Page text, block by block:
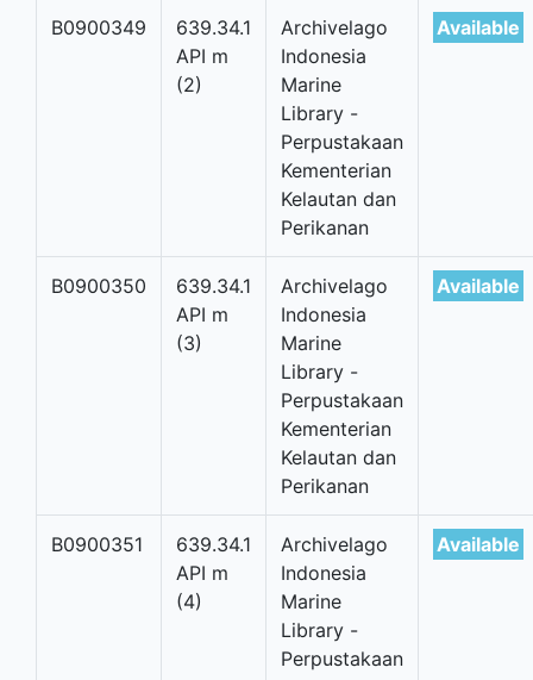
B0900349
639.34.1
API m
(2)
Archivelago
Indonesia
Marine
Library -
Perpustakaan
Kementerian
Kelautan dan
Perikanan
Available
B0900350
639.34.1
API m
(3)
Archivelago
Indonesia
Marine
Library -
Perpustakaan
Kementerian
Kelautan dan
Perikanan
Available
B0900351
639.34.1
API m
(4)
Archivelago
Indonesia
Marine
Library -
Perpustakaan
Available